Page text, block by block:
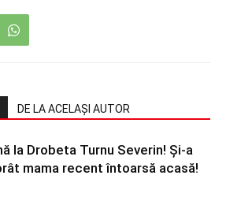
DE LA ACELAȘI AUTOR
la Drobeta Turnu Severin! Și-a
mama recent întoarsă acasă!